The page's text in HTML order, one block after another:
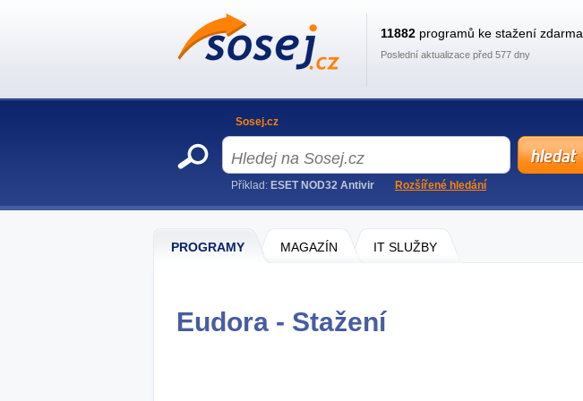
PROGRAMY MAGAZÍN IT SLUŽBY
Eudora - Stažení
11882 programů ke stažení zdarma
Poslední aktualizace před 577 dny
Sosej.cz
Příklad: ESET NOD32 Antivir Rozšířené hledání